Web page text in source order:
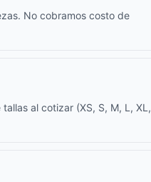
No cobramos costo de
al cotizar (XS, S, M, L, XL,